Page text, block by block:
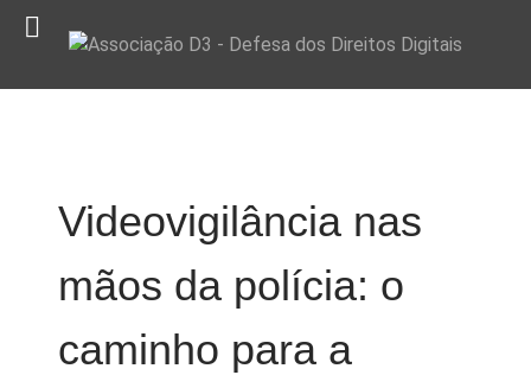
Videovigilância nas
mãos da polícia: o
caminho para a